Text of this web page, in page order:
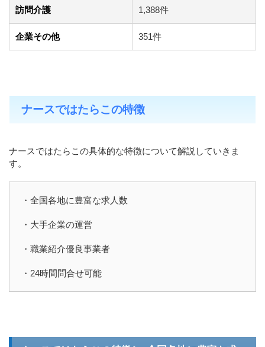
訪問介護 1,388件
企業その他 351件
ナースではたらこの特徴
ナースではたらこの具体的な特徴について解説していきま
す。
・全国各地に豊富な求人数
・大手企業の運営
・職業紹介優良事業者
・24時間問合せ可能